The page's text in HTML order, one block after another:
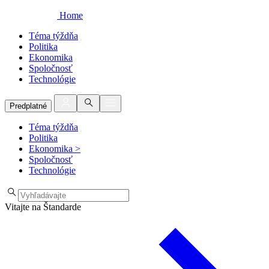
Home
Téma týždňa
Politika
Ekonomika
Spoločnosť
Technológie
Predplatné
Téma týždňa
Politika
Ekonomika >
Spoločnosť
Technológie
Vitajte na Štandarde